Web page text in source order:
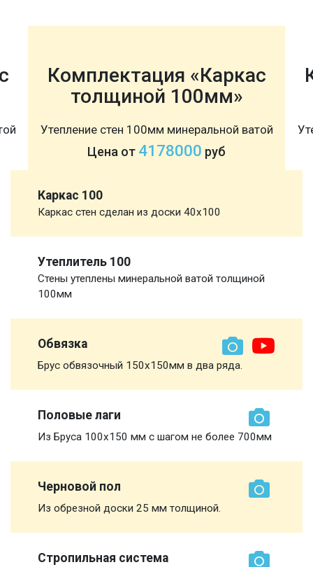
Комплектация «Каркас
толщиной 100мм»
Утепление стен 100мм минеральной ватой
Цена от 4178000 руб
Каркас 100
Каркас стен сделан из доски 40х100
Утеплитель 100
Стены утеплены минеральной ватой толщиной
100мм
Обвязка
Брус обвязочный 150х150мм в два ряда.
Половые лаги
Из Бруса 100х150 мм с шагом не более 700мм
Черновой пол
Из обрезной доски 25 мм толщиной.
Стропильная система